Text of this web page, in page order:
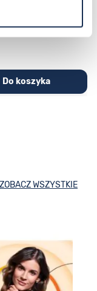
Do koszyka
ZOBACZ WSZYSTKIE